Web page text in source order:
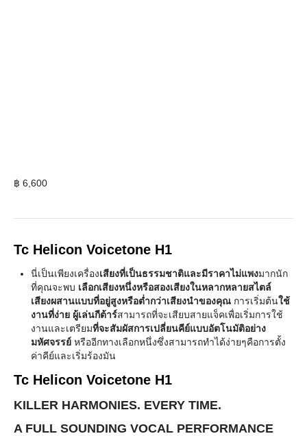
฿ 6,600
Tc Helicon Voicetone H1
นี่เป็นเพียงเครื่องเสียงที่เป็นธรรมชาติและมีราคาไม่แพงมากนัก
ที่คุณจะพบ เลือกเสียงหนึ่งหรือสองเสียงในหลากหลายสไตล์
เสียงผสานแบบที่อยู่สูงหรือต่ำกว่าเสียงนำของคุณ การเริ่มต้นใช้
งานที่ง่าย ผู้เล่นกีต้าร์สามารถที่จะเสียบสายแจ็คเพื่อเริ่มการใช้
งานและเตรียมที่จะสัมผัสการเปลี่ยนคีย์แบบอัตโนมัติอย่าง
มหัศจรรย์ หรืออีกทางเลือกหนึ่งซึ่งสามารถทำได้ง่ายๆคือการตั้ง
ค่าคีย์และเริ่มร้องมัน
Tc Helicon Voicetone H1
KILLER HARMONIES. EVERY TIME.
A FULL SOUNDING VOCAL PERFORMANCE